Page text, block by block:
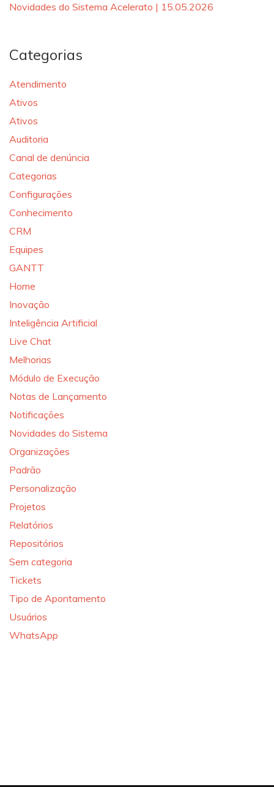
Novidades do Sistema Acelerato | 15.05.2026
Categorias
Atendimento
Ativos
Ativos
Auditoria
Canal de denúncia
Categorias
Configurações
Conhecimento
CRM
Equipes
GANTT
Home
Inovação
Inteligência Artificial
Live Chat
Melhorias
Módulo de Execução
Notas de Lançamento
Notificações
Novidades do Sistema
Organizações
Padrão
Personalização
Projetos
Relatórios
Repositórios
Sem categoria
Tickets
Tipo de Apontamento
Usuários
WhatsApp